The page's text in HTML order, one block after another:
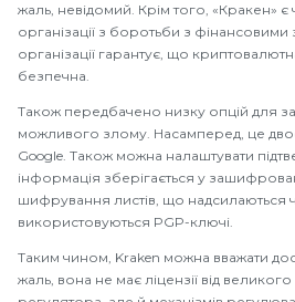
жаль, невідомий. Крім того, «Кракен» є
організації з боротьби з
організації гарантує, що
безпечна.
Також передбачено низку опцій для
можливого злому. Насамперед, це
Google. Також можна налаштувати
інформація зберігається у
шифрування листів, що надсилаються
використовуються PGP-ключі.
Таким чином, Kraken можна вважати
жаль, вона не має ліцензії від